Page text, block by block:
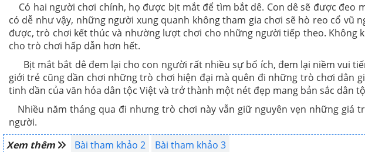
Có hai người chơi chính, họ được bịt mắt để tìm bắt dê. Con dê sẽ được
có dễ như vậy, những người xung quanh không tham gia chơi sẽ hò reo cổ
được, trò chơi kết thúc và nhường lượt chơi cho những người tiếp theo.
cho trò chơi hấp dẫn hơn hết.
Bịt mắt bắt dê đem lại cho con người rất nhiều sự bổ ích, đem lại niềm vui
giới trẻ cũng dần chơi những trò chơi hiện đại mà quên đi những trò chơi dân
tinh dần của văn hóa dân tộc Việt và trở thành một nét đẹp mang bản sắc dân
Nhiều năm tháng qua đi nhưng trò chơi này vẫn giữ nguyên vẹn những
người.
Xem thêm
Bài tham khảo 2 Bài tham khảo 3